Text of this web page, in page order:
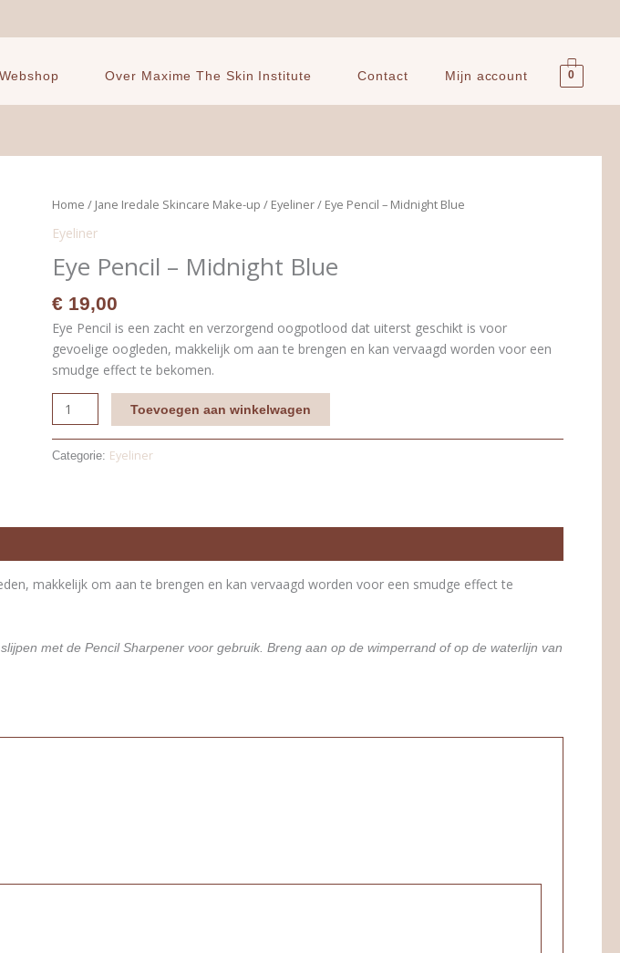
Webshop Over Maxime The Skin Institute Contact Mijn account 0
Home / Jane Iredale Skincare Make-up / Eyeliner/ Eye Pencil – Midnight Blue
Eyeliner
Eye Pencil – Midnight Blue
€19,00
Eye Pencil is een zacht en verzorgend oogpotlood dat uiterst geschikt is voor
gevoelige oogleden, makkelijk om aan te brengen en kan vervaagd worden voor een
smudge effect te bekomen.
Eye
Pencil
Midnight
aantal
Toevoegen aan winkelwagen
Categorie: Eyeliner
makkelijk om aan te brengen en kan vervaagd worden voor een smudge effect te
met de Pencil Sharpener voor gebruik. Breng aan op de wimperrand of op de waterlijn van